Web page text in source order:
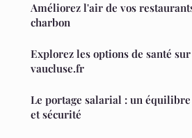
Améliorez l'air de vos
charbon
Explorez les options de santé
vaucluse.fr
Le portage salarial : un
et sécurité